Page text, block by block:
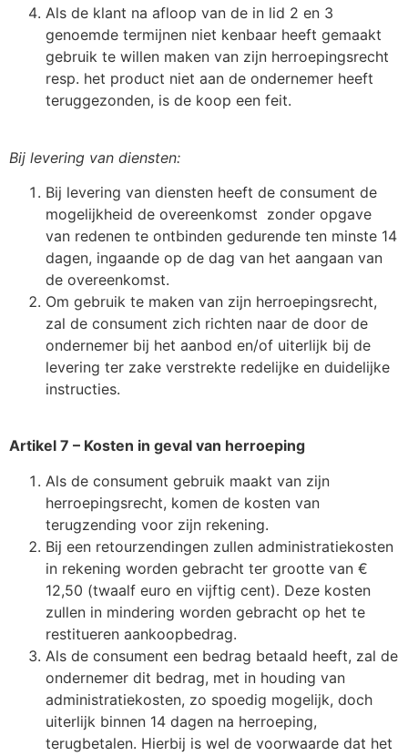
Als de klant na afloop van de in lid 2 en 3
genoemde termijnen niet kenbaar heeft gemaakt
gebruik te willen maken van zijn herroepingsrecht
resp. het product niet aan de ondernemer heeft
teruggezonden, is de koop een feit.
Bij levering van diensten:
Bij levering van diensten heeft de consument de
mogelijkheid de overeenkomst zonder opgave
van redenen te ontbinden gedurende ten minste 14
dagen, ingaande op de dag van het aangaan van
de overeenkomst.
Om gebruik te maken van zijn herroepingsrecht,
zal de consument zich richten naar de door de
ondernemer bij het aanbod en/of uiterlijk bij de
levering ter zake verstrekte redelijke en duidelijke
instructies.
Artikel 7 – Kosten in geval van herroeping
Als de consument gebruik maakt van zijn
herroepingsrecht, komen de kosten van
terugzending voor zijn rekening.
Bij een retourzendingen zullen administratiekosten
in rekening worden gebracht ter grootte van €
12,50 (twaalf euro en vijftig cent). Deze kosten
zullen in mindering worden gebracht op het te
restitueren aankoopbedrag.
Als de consument een bedrag betaald heeft, zal de
ondernemer dit bedrag, met in houding van
administratiekosten, zo spoedig mogelijk, doch
uiterlijk binnen 14 dagen na herroeping,
terugbetalen. Hierbij is wel de voorwaarde dat het